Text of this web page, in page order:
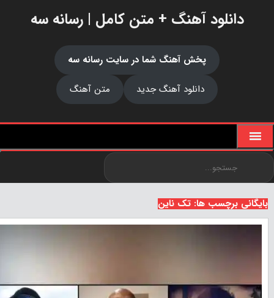
دانلود آهنگ + متن کامل | رسانه سه
پخش آهنگ شما در سایت رسانه سه
دانلود آهنگ جدید
متن آهنگ
بایگانی برچسب ها: تک ناین